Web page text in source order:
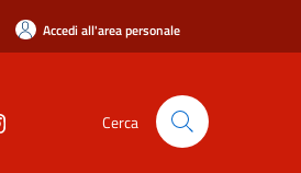
Accedi all'area personale
Cerca